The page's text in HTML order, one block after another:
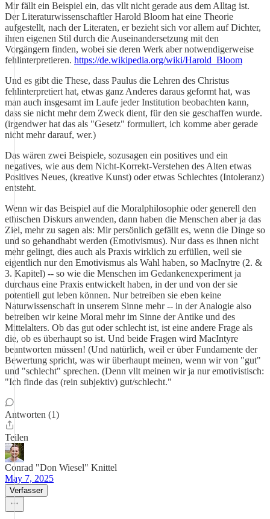
Mir fällt ein Beispiel ein, das vllt nicht gerade aus dem Alltag ist.
Der Literaturwissenschaftler Harold Bloom hat eine Theorie
aufgestellt, nach der Literaten, er bezieht sich vor allem auf Dichter,
ihren eigenen Stil durch die Auseinandersetzung mit den
Vorgängern finden, wobei sie deren Werk aber notwendigerweise
fehlinterpretieren. https://de.wikipedia.org/wiki/Harold_Bloom
Und es gibt die These, dass Paulus die Lehren des Christus
fehlinterpretiert hat, etwas ganz Anderes daraus geformt hat, was
man auch insgesamt im Laufe jeder Institution beobachten kann,
dass sie nicht mehr dem Zweck dient, für den sie geschaffen wurde.
(irgendwer hat das als "Gesetz" formuliert, ich komme aber gerade
nicht mehr darauf, wer.)
Das wären zwei Beispiele, sozusagen ein positives und ein
negatives, wie aus dem Nicht-Korrekt-Verstehen des Alten etwas
Positives Neues, (kreative Kunst) oder etwas Schlechtes (Intoleranz)
entsteht.
Wenn wir das Beispiel auf die Moralphilosophie oder generell den
ethischen Diskurs anwenden, dann haben die Menschen aber ja das
Ziel, mehr zu sagen als: Mir persönlich gefällt es, wenn die Dinge so
und so gehandhabt werden (Emotivismus). Nur dass es ihnen nicht
mehr gelingt, dies auch als Praxis wirklich zu erfüllen, weil sie
eigentlich nur den Emotivismus als Wahl haben, so MacInytre (2. &
3. Kapitel) -- so wie die Menschen im Gedankenexperiment ja
durchaus eine Praxis entwickelt haben, in der und von der sie
potentiell gut leben können. Nur betreiben sie eben keine
Naturwissenschaft in unserem Sinne mehr -- in der Analogie also
betreiben wir keine Moral mehr im Sinne der Antike und des
Mittelalters. Ob das gut oder schlecht ist, ist eine andere Frage als
die, ob es überhaupt so ist. Und beide Fragen wird MacIntyre
beantworten müssen! (Und natürlich, weil er über Fundamente der
Bewertung spricht, was wir überhaupt meinen, wenn wir von "gut"
und "schlecht" sprechen. (Denn vllt meinen wir ja nur emotivistisch:
"Ich finde das (rein subjektiv) gut/schlecht."
Antworten (1)
Teilen
Conrad "Don Wiesel" Knittel
May 7, 2025
Verfasser